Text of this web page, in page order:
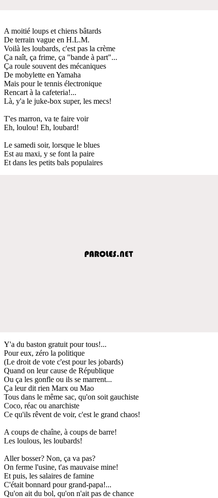
A moitié loups et chiens bâtards
De terrain vague en H.L.M.
Voilà les loubards, c'est pas la crème
Ça naît, ça frime, ça "bande à part"...
Ça roule souvent des mécaniques
De mobylette en Yamaha
Mais pour le tennis électronique
Rencart à la cafeteria!...
Là, y'a le juke-box super, les mecs!
T'es marron, va te faire voir
Eh, loulou! Eh, loubard!
Le samedi soir, lorsque le blues
Est au maxi, y se font la paire
Et dans les petits bals populaires
Y'a du baston gratuit pour tous!...
Pour eux, zéro la politique
(Le droit de vote c'est pour les jobards)
Quand on leur cause de République
Ou ça les gonfle ou ils se marrent...
Ça leur dit rien Marx ou Mao
Tous dans le même sac, qu'on soit gauchiste
Coco, réac ou anarchiste
Ce qu'ils rêvent de voir, c'est le grand chaos!
A coups de chaîne, à coups de barre!
Les loulous, les loubards!
Aller bosser? Non, ça va pas?
On ferme l'usine, t'as mauvaise mine!
Et puis, les salaires de famine
C'était bonnard pour grand-papa!...
Qu'on ait du bol, qu'on n'ait pas de chance